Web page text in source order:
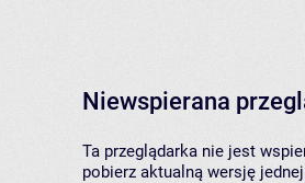
Niewspierana
Ta przeglądarka nie jest
pobierz aktualną wersję